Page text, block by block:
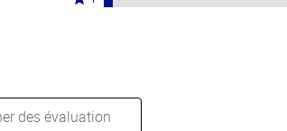
évaluateurs
évaluations